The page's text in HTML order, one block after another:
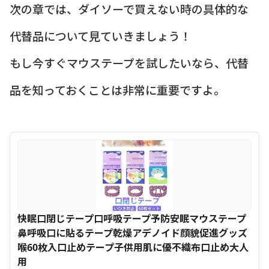
次の章では、ダイソーで買えない時の具体的な
代替品について見ていきましょう！
もし今すぐマウステープを試したいなら、代替
品を知っておくことは非常に重要ですよ。
快眠口閉じテープ口呼吸テープ予防安眠マウステープ
鼻呼吸口に貼るテープ乾燥アデノイド顔貌促進グッズ
喉60枚入口止めテープ子供用肌に優不織布口止め大人
用